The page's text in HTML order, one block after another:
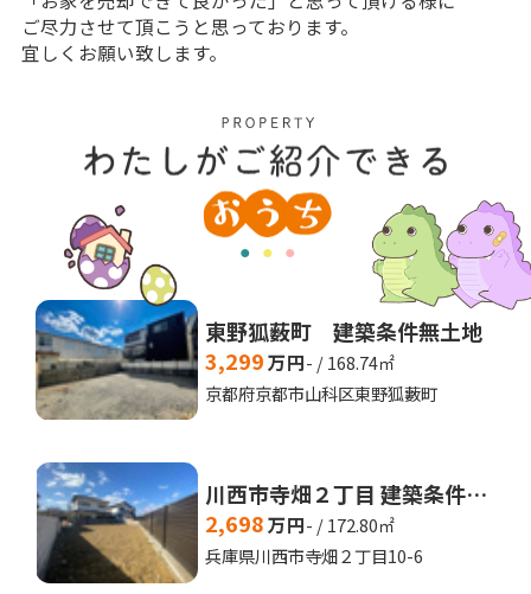
ご尽力させて頂こうと思っております。
宜しくお願い致します。
東野狐薮町 建築条件無土地
3,299万円- / 168.74㎡
京都府京都市山科区東野狐藪町
川西市寺畑２丁目 建築条件無土地
2,698万円- / 172.80㎡
兵庫県川西市寺畑２丁目10-6